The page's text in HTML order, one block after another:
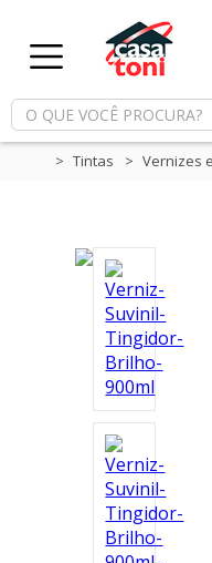
Minha Conta
Meus Favoritos
Departamentos
Ferramentas
Tintas Vernizes